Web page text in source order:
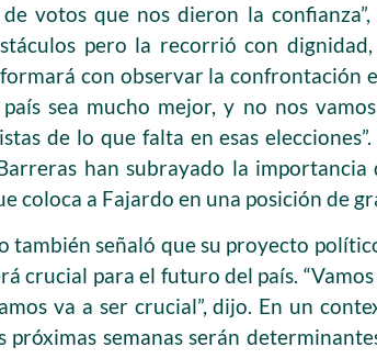
votos que nos dieron la
pero la recorrió con
con observar la confrontación
sea mucho mejor, y no nos
de lo que falta en esas
han subrayado la
coloca a Fajardo en una posición de
también señaló que su proyecto
crucial para el futuro del país.
va a ser crucial”, dijo. En un
próximas semanas serán